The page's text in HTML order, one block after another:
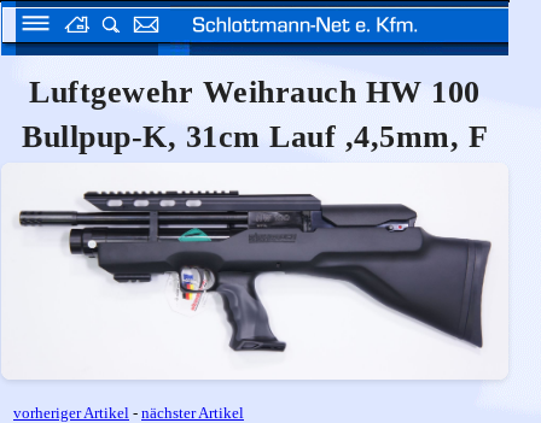
Luftgewehr Weihrauch HW 100
Bullpup-K, 31cm Lauf ,4,5mm, F
vorheriger Artikel - nächster Artikel